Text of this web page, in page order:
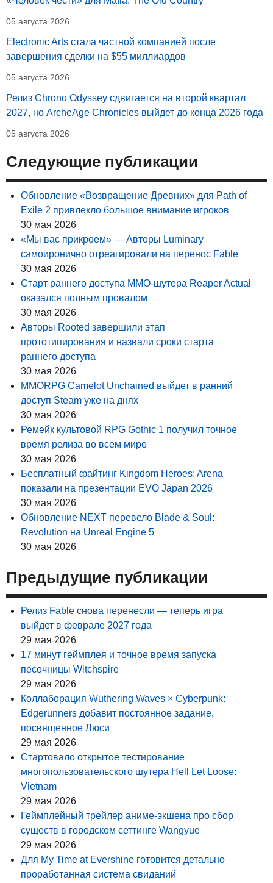
05 августа 2026
Electronic Arts стала частной компанией после
завершения сделки на $55 миллиардов
05 августа 2026
Релиз Chrono Odyssey сдвигается на второй квартал
2027, но ArcheAge Chronicles выйдет до конца 2026 года
05 августа 2026
Следующие публикации
Обновление «Возвращение Древних» для Path of
Exile 2 привлекло большое внимание игроков
30 мая 2026
«Мы вас прикроем» — Авторы Luminary
самоиронично отреагировали на перенос Fable
30 мая 2026
Старт раннего доступа MMO-шутера Reaper Actual
оказался полным провалом
30 мая 2026
Авторы Rooted завершили этап
прототипирования и назвали сроки старта
раннего доступа
30 мая 2026
MMORPG Camelot Unchained выйдет в ранний
доступ Steam уже на днях
30 мая 2026
Ремейк культовой RPG Gothic 1 получил точное
время релиза во всем мире
30 мая 2026
Бесплатный файтинг Kingdom Heroes: Arena
показали на презентации EVO Japan 2026
30 мая 2026
Обновление NEXT перевело Blade & Soul:
Revolution на Unreal Engine 5
30 мая 2026
Предыдущие публикации
Релиз Fable снова перенесли — теперь игра
выйдет в феврале 2027 года
29 мая 2026
17 минут геймплея и точное время запуска
песочницы Witchspire
29 мая 2026
Коллаборация Wuthering Waves × Cyberpunk:
Edgerunners добавит постоянное задание,
посвященное Люси
29 мая 2026
Стартовало открытое тестирование
многопользовательского шутера Hell Let Loose:
Vietnam
29 мая 2026
Геймплейный трейлер аниме-экшена про сбор
существ в городском сеттинге Wangyue
29 мая 2026
Для My Time at Evershine готовится детально
проработанная система свиданий